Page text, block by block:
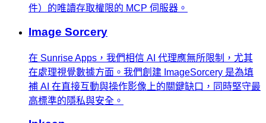
件）的唯讀存取權限的 MCP 伺服器。
Image Sorcery
在 Sunrise Apps，我們相信 AI 代理應無所限制，尤其
在處理視覺數據方面。我們創建 ImageSorcery 是為填
補 AI 在直接互動與操作影像上的關鍵缺口，同時堅守最
高標準的隱私與安全。